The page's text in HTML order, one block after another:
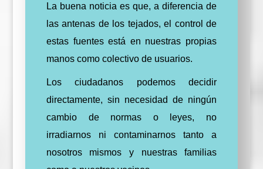
La buena noticia es que, a diferencia de
las antenas de los tejados, el control de
estas fuentes está en nuestras propias
manos como colectivo de usuarios.
Los ciudadanos podemos decidir
directamente, sin necesidad de ningún
cambio de normas o leyes, no
irradiarnos ni contaminarnos tanto a
nosotros mismos y nuestras familias